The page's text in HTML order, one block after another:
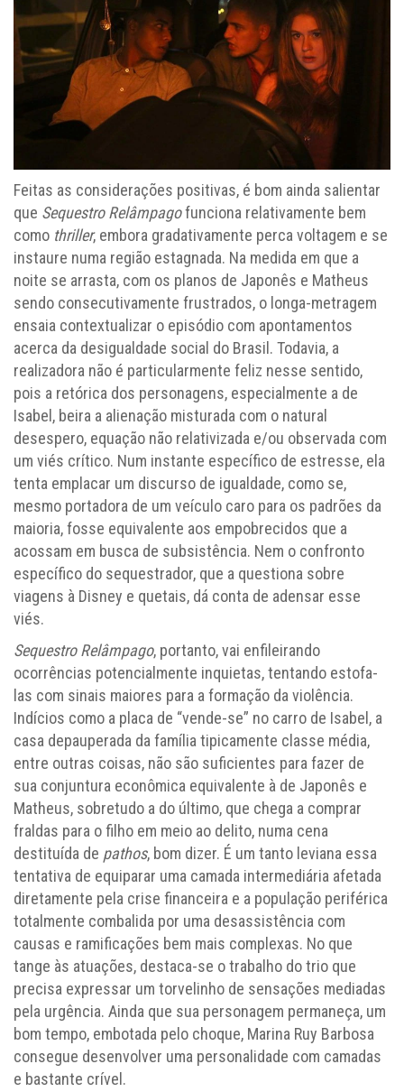
Feitas as considerações positivas, é bom ainda salientar
que Sequestro Relâmpagofunciona relativamente bem
como thriller, embora gradativamente perca voltagem e se
instaure numa região estagnada. Na medida em que a
noite se arrasta, com os planos de Japonês e Matheus
sendo consecutivamente frustrados, o longa-metragem
ensaia contextualizar o episódio com apontamentos
acerca da desigualdade social do Brasil. Todavia, a
realizadora não é particularmente feliz nesse sentido,
pois a retórica dos personagens, especialmente a de
Isabel, beira a alienação misturada com o natural
desespero, equação não relativizada e/ou observada com
um viés crítico. Num instante específico de estresse, ela
tenta emplacar um discurso de igualdade, como se,
mesmo portadora de um veículo caro para os padrões da
maioria, fosse equivalente aos empobrecidos que a
acossam em busca de subsistência. Nem o confronto
específico do sequestrador, que a questiona sobre
viagens à Disney e quetais, dá conta de adensar esse
viés.
Sequestro Relâmpago, portanto, vai enfileirando
ocorrências potencialmente inquietas, tentando estofa-
las com sinais maiores para a formação da violência.
Indícios como a placa de “vende-se” no carro de Isabel, a
casa depauperada da família tipicamente classe média,
entre outras coisas, não são suficientes para fazer de
sua conjuntura econômica equivalente à de Japonês e
Matheus, sobretudo a do último, que chega a comprar
fraldas para o filho em meio ao delito, numa cena
destituída de pathos, bom dizer. É um tanto leviana essa
tentativa de equiparar uma camada intermediária afetada
diretamente pela crise financeira e a população periférica
totalmente combalida por uma desassistência com
causas e ramificações bem mais complexas. No que
tange às atuações, destaca-se o trabalho do trio que
precisa expressar um torvelinho de sensações mediadas
pela urgência. Ainda que sua personagem permaneça, um
bom tempo, embotada pelo choque, Marina Ruy Barbosa
consegue desenvolver uma personalidade com camadas
e bastante crível.